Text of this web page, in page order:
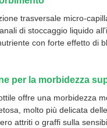
trasversale micro-
di stoccaggio liquido
con forte effetto di
per la morbidezza
offre una morbidezza
molto più delicata
attriti o graffi sulla